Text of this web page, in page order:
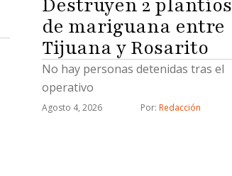
de mariguana entre
Tijuana y Rosarito
No hay personas detenidas tras el
operativo
Agosto 4, 2026 Por: Redacción